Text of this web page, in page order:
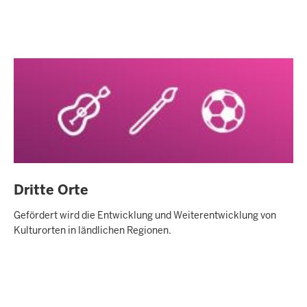
Dritte Orte
Gefördert wird die Entwicklung und Weiterentwicklung von
Kulturorten in ländlichen Regionen.